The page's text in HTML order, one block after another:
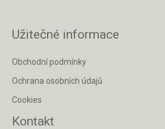
Užitečné informace
Obchodní podmínky
Ochrana osobních údajů
Cookies
Kontakt